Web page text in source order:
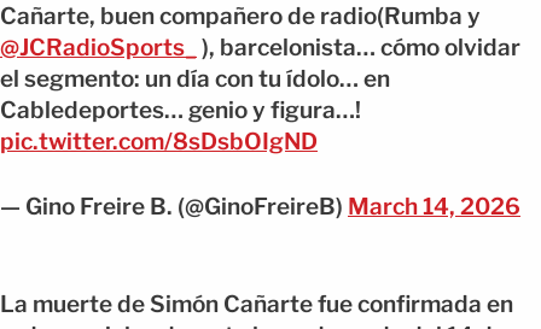
Cañarte, buen compañero de radio(Rumba y
@JCRadioSports_
), barcelonista… cómo olvidar
el segmento: un día con tu ídolo… en
Cabledeportes… genio y figura…!
pic.twitter.com/8sDsbOIgND
— Gino Freire B. (@GinoFreireB) March 14, 2026
La muerte de Simón Cañarte fue confirmada en